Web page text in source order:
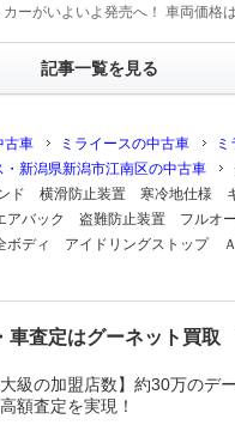
カーがいよいよ発売へ！ 車両価格
記事一覧を見る
古車 ミライースの中古車
・新潟県新潟市江南区の中古車
ド 横滑防止装置 寒冷地仕様
アバック 盗難防止装置 フルオ
ディ アイドリングストップ
車査定はグーネット買
大級の加盟店数】約30万のデ
額査定を実現！